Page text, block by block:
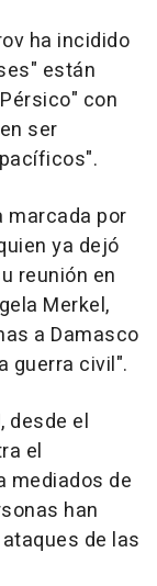
ha incidido
están
con
ser
marcada por
ya dejó
reunión en
Merkel,
a Damasco
guerra civil".
desde el
el
mediados de
han
de las